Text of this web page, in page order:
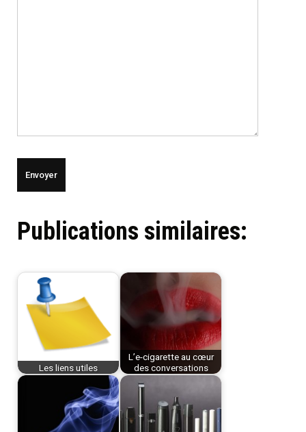
Publications similaires:
Les liens utiles
L’e-cigarette au cœur
des conversations